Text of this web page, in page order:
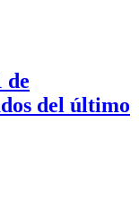
de
del último